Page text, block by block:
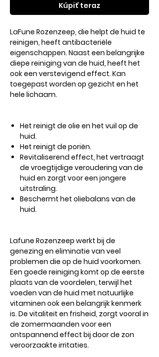
Kúpiť teraz
LaFune Rozenzeep, die helpt de huid te
reinigen, heeft antibacteriële
eigenschappen. Naast een belangrijke
diepe reiniging van de huid, heeft het
ook een verstevigend effect. Kan
toegepast worden op gezicht en het
hele lichaam.
Het reinigt de olie en het vuil op de
huid.
Het reinigt de poriën.
Revitaliserend effect, het vertraagt ​​
de vroegtijdige veroudering van de
huid en zorgt voor een jongere
uitstraling.
Beschermt het oliebalans van de
huid.
Lafune Rozenzeep werkt bij de
genezing en eliminatie van veel
problemen die op de huid voorkomen.
Een goede reiniging komt op de eerste
plaats van de voordelen, terwijl het
voeden van de huid met natuurlijke
vitaminen ook een belangrijk kenmerk
is. De vitaliteit en frisheid, zorgt vooral in
de zomermaanden voor een
ontspannend effect bij door de zon
veroorzaakte irritaties.